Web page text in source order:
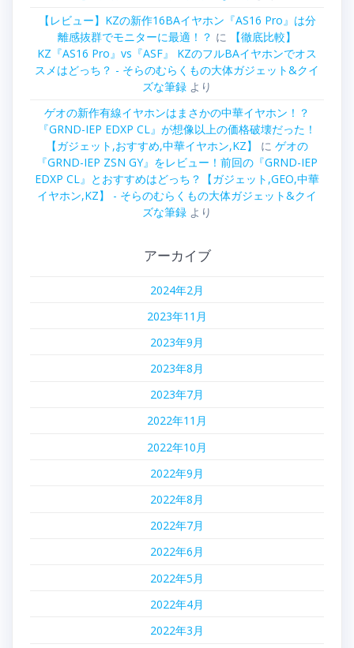
【レビュー】KZの新作16BAイヤホン『AS16 Pro』は分
離感抜群でモニターに最適！？ に
【徹底比較】
KZ『AS16 Pro』vs『ASF』 KZのフルBAイヤホンでオス
スメはどっち？ - そらのむらくもの大体ガジェット&クイ
ズな筆録 より
ゲオの新作有線イヤホンはまさかの中華イヤホン！？
『GRND-IEP EDXP CL』が想像以上の価格破壊だった！
【ガジェット,おすすめ,中華イヤホン,KZ】
に ゲオの
『GRND-IEP ZSN GY』をレビュー！前回の『GRND-IEP
EDXP CL』とおすすめはどっち？【ガジェット,GEO,中華
イヤホン,KZ】 - そらのむらくもの大体ガジェット&クイ
ズな筆録 より
アーカイブ
2024年2月
2023年11月
2023年9月
2023年8月
2023年7月
2022年11月
2022年10月
2022年9月
2022年8月
2022年7月
2022年6月
2022年5月
2022年4月
2022年3月